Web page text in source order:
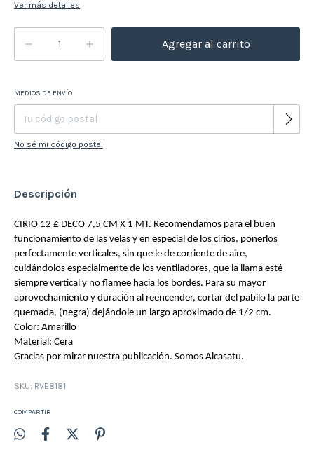
Ver más detalles
Entregas para el CP:
MEDIOS DE ENVÍO
No sé mi código postal
Descripción
CIRIO 12 £ DECO 7,5 CM X 1 MT. Recomendamos para el buen
funcionamiento de las velas y en especial de los cirios, ponerlos
perfectamente verticales, sin que le de corriente de aire,
cuidándolos especialmente de los ventiladores, que la llama esté
siempre vertical y no flamee hacia los bordes. Para su mayor
aprovechamiento y duración al reencender, cortar del pabilo la parte
quemada, (negra) dejándole un largo aproximado de 1/2 cm.
Color: Amarillo
Material: Cera
Gracias por mirar nuestra publicación. Somos Alcasatu.
SKU: RVE8181
COMPARTIR